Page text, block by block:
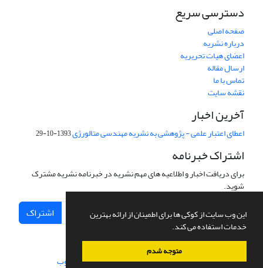
این وب سایت از کوکی ها برای اطمینان از ارائه بهترین
خدمات استفاده می کند.
متوجه شدم
دسترسی سریع
صفحه اصلی
درباره نشریه
اعضای هیات تحریریه
ارسال مقاله
تماس با ما
نقشه سایت
آخرین اخبار
اعطای اعتبار علمی - پژوهشی به نشریه مهندسی متالورژی1393-10-29
اشتراک خبرنامه
برای دریافت اخبار و اطلاعیه های مهم نشریه در خبرنامه نشریه مشترک
شوید.
اشتراک
سامانه مدیریت نشریات علمی.طراحی و پیاده سازی از سیناوب